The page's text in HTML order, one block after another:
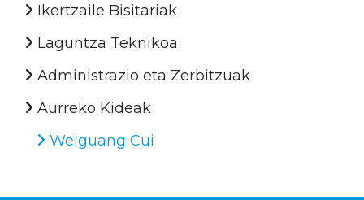
Ikertzaile Bisitariak
Laguntza Teknikoa
Administrazio eta Zerbitzuak
Aurreko Kideak
Weiguang Cui